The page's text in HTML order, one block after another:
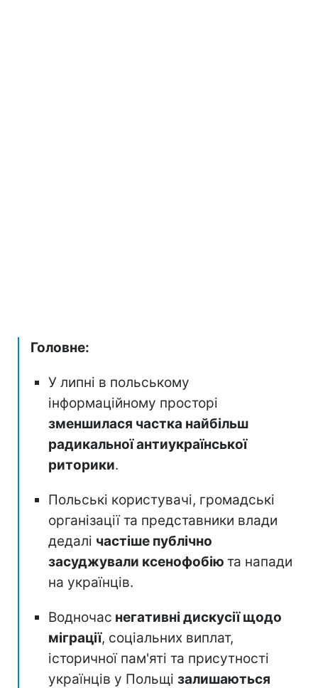
Головне:
У липні в польському
інформаційному просторі
зменшилася частка найбільш
радикальної антиукраїнської
риторики.
Польські користувачі, громадські
організації та представники влади
дедалі частіше публічно
засуджували ксенофобію та напади
на українців.
Водночас негативні дискусії щодо
міграції, соціальних виплат,
історичної пам'яті та присутності
українців у Польщі залишаються